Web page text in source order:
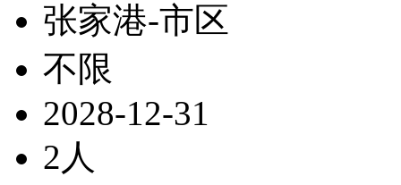
张家港-市区
不限
2028-12-31
2人